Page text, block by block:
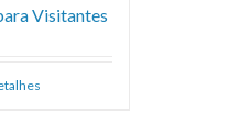
Visitantes